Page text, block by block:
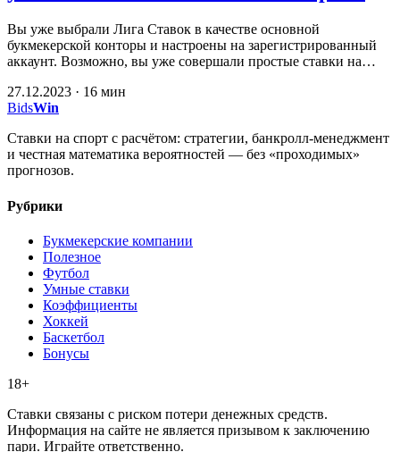
Вы уже выбрали Лига Ставок в качестве основной
букмекерской конторы и настроены на зарегистрированный
аккаунт. Возможно, вы уже совершали простые ставки на…
27.12.2023 · 16 мин
BidsWin
Ставки на спорт с расчётом: стратегии, банкролл-менеджмент
и честная математика вероятностей — без «проходимых»
прогнозов.
Рубрики
Букмекерские компании
Полезное
Футбол
Умные ставки
Коэффициенты
Хоккей
Баскетбол
Бонусы
18+
Ставки связаны с риском потери денежных средств.
Информация на сайте не является призывом к заключению
пари. Играйте ответственно.